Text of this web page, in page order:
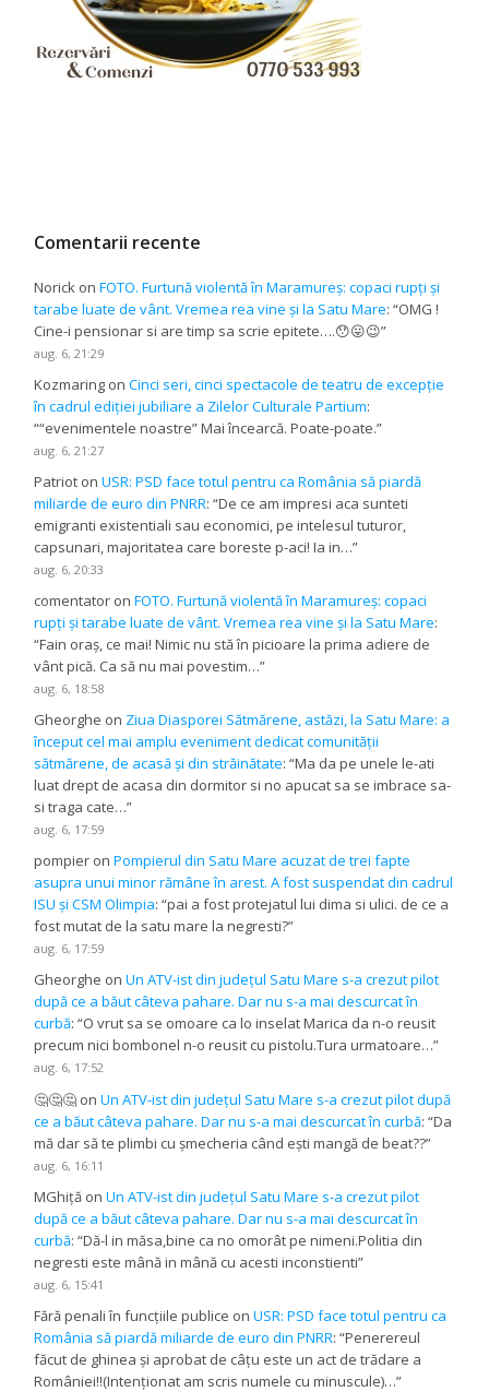
Comentarii recente
Norick onFOTO. Furtună violentă în Maramureș: copaci rupți și
tarabe luate de vânt. Vremea rea vine și la Satu Mare: “OMG !
Cine-i pensionar si are timp sa scrie epitete….😯😛😉”
aug. 6, 21:29
Kozmaring onCinci seri, cinci spectacole de teatru de excepție
în cadrul ediției jubiliare a Zilelor Culturale Partium:
““evenimentele noastre” Mai încearcă. Poate-poate.”
aug. 6, 21:27
Patriot onUSR: PSD face totul pentru ca România să piardă
miliarde de euro din PNRR: “De ce am impresi aca sunteti
emigranti existentiali sau economici, pe intelesul tuturor,
capsunari, majoritatea care boreste p-aci! Ia in…”
aug. 6, 20:33
comentator onFOTO. Furtună violentă în Maramureș: copaci
rupți și tarabe luate de vânt. Vremea rea vine și la Satu Mare:
“Fain oraș, ce mai! Nimic nu stă în picioare la prima adiere de
vânt pică. Ca să nu mai povestim…”
aug. 6, 18:58
Gheorghe on Ziua Diasporei Sătmărene, astăzi, la Satu Mare: a
început cel mai amplu eveniment dedicat comunității
sătmărene, de acasă și din străinătate: “Ma da pe unele le-ati
luat drept de acasa din dormitor si no apucat sa se imbrace sa-
si traga cate…”
aug. 6, 17:59
pompier onPompierul din Satu Mare acuzat de trei fapte
asupra unui minor rămâne în arest. A fost suspendat din cadrul
ISU și CSM Olimpia: “pai a fost protejatul lui dima si ulici. de ce a
fost mutat de la satu mare la negresti?”
aug. 6, 17:59
Gheorghe onUn ATV-ist din județul Satu Mare s-a crezut pilot
după ce a băut câteva pahare. Dar nu s-a mai descurcat în
curbă: “O vrut sa se omoare ca lo inselat Marica da n-o reusit
precum nici bombonel n-o reusit cu pistolu.Tura urmatoare…”
aug. 6, 17:52
🤔🤔🤔 onUn ATV-ist din județul Satu Mare s-a crezut pilot după
ce a băut câteva pahare. Dar nu s-a mai descurcat în curbă: “Da
mă dar să te plimbi cu șmecheria când ești mangă de beat??”
aug. 6, 16:11
MGhiță onUn ATV-ist din județul Satu Mare s-a crezut pilot
după ce a băut câteva pahare. Dar nu s-a mai descurcat în
curbă: “Dă-l in măsa,bine ca no omorât pe nimeni.Politia din
negresti este mână in mână cu acesti inconstienti”
aug. 6, 15:41
Fără penali în funcțiile publice onUSR: PSD face totul pentru ca
România să piardă miliarde de euro din PNRR: “Penerereul
făcut de ghinea și aprobat de câțu este un act de trădare a
României!!(Intenționat am scris numele cu minuscule)…”